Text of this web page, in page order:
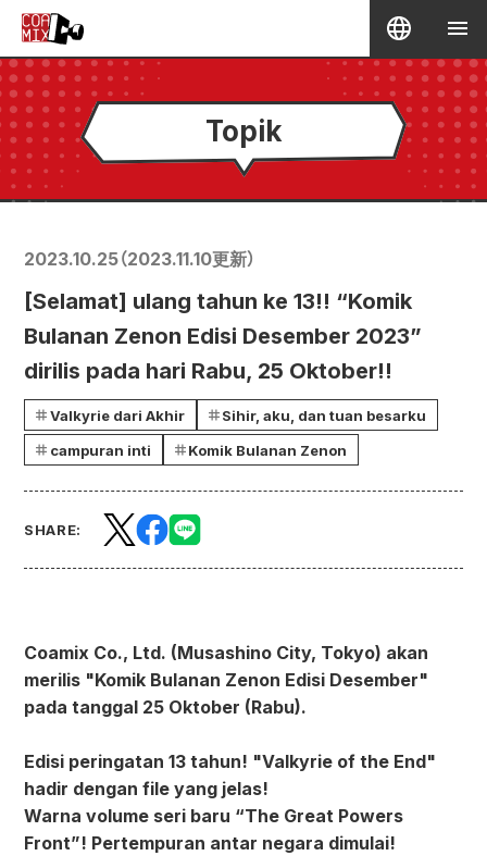
Topik
2023.10.25（2023.11.10更新）
[Selamat] ulang tahun ke 13!! “Komik
Bulanan Zenon Edisi Desember 2023”
dirilis pada hari Rabu, 25 Oktober!!
Valkyrie dari Akhir
Sihir, aku, dan tuan besarku
campuran inti
Komik Bulanan Zenon
SHARE:
Coamix Co., Ltd. (Musashino City, Tokyo) akan
merilis "Komik Bulanan Zenon Edisi Desember"
pada tanggal 25 Oktober (Rabu).
Edisi peringatan 13 tahun! "Valkyrie of the End"
hadir dengan file yang jelas!
Warna volume seri baru “The Great Powers
Front”! Pertempuran antar negara dimulai!